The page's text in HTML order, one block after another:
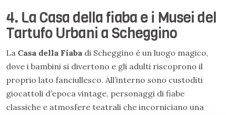
4. La Casa della fiaba e i Musei del
Tartufo Urbani a Scheggino
La Casa della Fiaba di Scheggino è un luogo magico,
dove i bambini si divertono e gli adulti riscoprono il
proprio lato fanciullesco. All’interno sono custoditi
giocattoli d’epoca vintage, personaggi di fiabe
classiche e atmosfere teatrali che incorniciano una